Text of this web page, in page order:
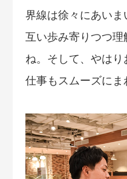
界線は徐々にあい
互い歩み寄りつつ理
ね。そして、やはり
仕事もスムーズにま